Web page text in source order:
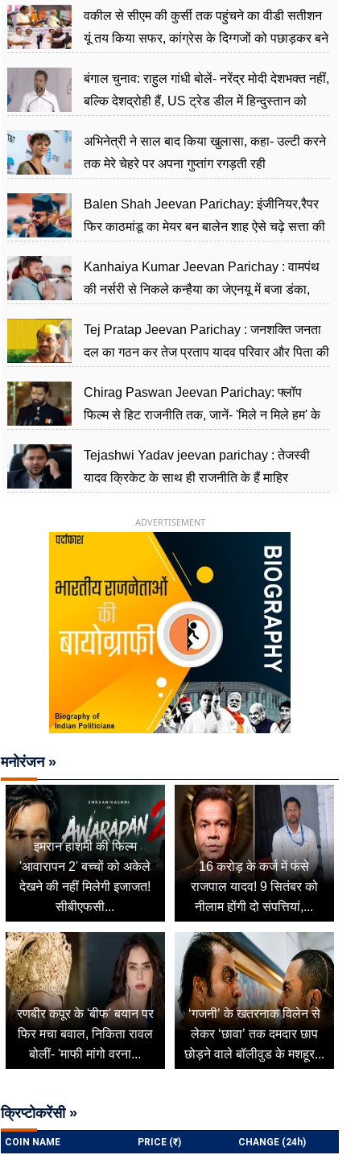
वकील से सीएम की कुर्सी तक पहुंचने का वीडी सतीशन
यूं तय किया सफर, कांग्रेस के दिग्गजों को पछाड़कर बने
बंगाल चुनाव: राहुल गांधी बोलें- नरेंद्र मोदी देशभक्त नहीं,
बल्कि देशद्रोही हैं, US ट्रेड डील में हिन्दुस्तान को
अभिनेत्री ने साल बाद किया खुलासा, कहा- उल्टी करने
तक मेरे चेहरे पर अपना गुप्तांग रगड़ती रही
Balen Shah Jeevan Parichay: इंजीनियर,रैपर
फिर काठमांडू का मेयर बन बालेन शाह ऐसे चढ़े सत्ता की
Kanhaiya Kumar Jeevan Parichay : वामपंथ
की नर्सरी से निकले कन्हैया का जेएनयू में बजा डंका,
Tej Pratap Jeevan Parichay : जनशक्ति जनता
दल का गठन कर तेज प्रताप यादव परिवार और पिता की
Chirag Paswan Jeevan Parichay: फ्लॉप
फिल्म से हिट राजनीति तक, जानें- 'मिले न मिले हम' के
Tejashwi Yadav jeevan parichay : तेजस्वी
यादव क्रिकेट के साथ ही राजनीति के हैं माहिर
ADVERTISEMENT
मनोरंजन »
इमरान हाशमी की फिल्म
'आवारापन 2' बच्चों को अकेले
देखने की नहीं मिलेगी इजाजत!
सीबीएफसी...
16 करोड़ के कर्ज में फंसे
राजपाल यादव! 9 सितंबर को
नीलाम होंगी दो संपत्तियां,...
रणबीर कपूर के 'बीफ' बयान पर
फिर मचा बवाल, निकिता रावल
बोलीं- 'माफी मांगो वरना...
‘गजनी’ के खतरनाक विलेन से
लेकर ‘छावा’ तक दमदार छाप
छोड़ने वाले बॉलीवुड के मशहूर...
क्रिप्टोकरेंसी »